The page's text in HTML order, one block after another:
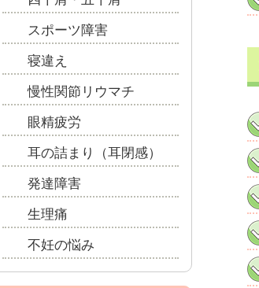
スポーツ障害
寝違え
慢性関節リウマチ
眼精疲労
耳の詰まり（耳閉感）
発達障害
生理痛
不妊の悩み